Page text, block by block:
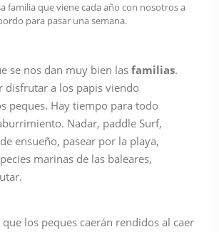
familia que viene cada año con nosotros a
para pasar una semana.
se nos dan muy bien lasfamilias.
disfrutar a los papis viendo
peques. Hay tiempo para todo
Nadar, paddle Surf,
ensueño, pasear por la playa,
marinas de las baleares,
los peques caerán rendidos al caer